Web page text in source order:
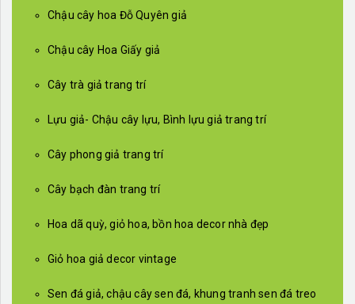
Chậu cây hoa Đỗ Quyên giả
Chậu cây Hoa Giấy giả
Cây trà giả trang trí
Lựu giả- Chậu cây lựu, Bình lựu giả trang trí
Cây phong giả trang trí
Cây bạch đàn trang trí
Hoa dã quỳ, giỏ hoa, bồn hoa decor nhà đẹp
Giỏ hoa giả decor vintage
Sen đá giả, chậu cây sen đá, khung tranh sen đá treo